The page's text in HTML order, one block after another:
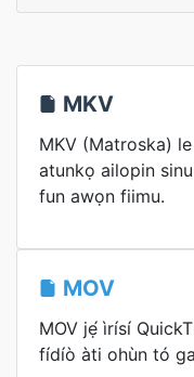
MKV
MKV (Matroska)
atunkọ ailopin
fun awọn fiimu.
MOV
MOV jẹ́ ìrísí
fídíò àti ohùn tó